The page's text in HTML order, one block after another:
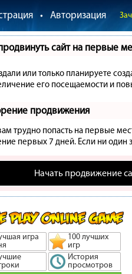
• Авторизация
сайт на первые
или только планируете
его посещаемости и
продвижения
трудно попасть на первые
первых 7 дней. Если ни один
Начать продвижение
игра
100 лучших
игр
История
просмотров